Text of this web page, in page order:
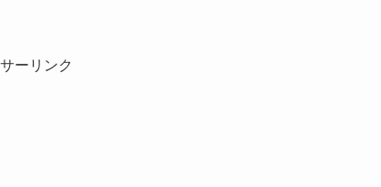
ーリンク